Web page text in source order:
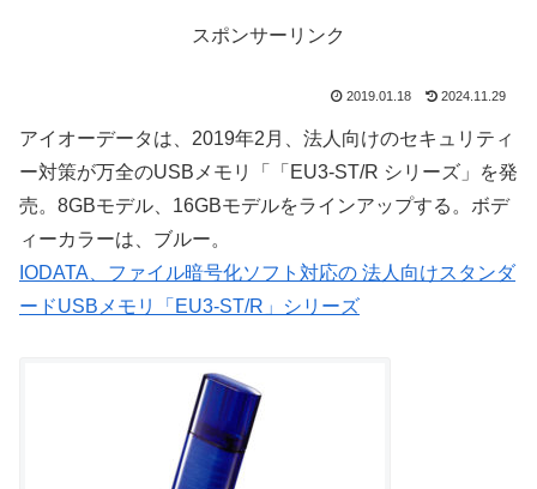
スポンサーリンク
2019.01.18 2024.11.29
アイオーデータは、2019年2月、法人向けのセキュリティ
ー対策が万全のUSBメモリ「「EU3-ST/R シリーズ」を発
売。8GBモデル、16GBモデルをラインアップする。ボデ
ィーカラーは、ブルー。
IODATA、ファイル暗号化ソフト対応の 法人向けスタンダ
ードUSBメモリ「EU3-ST/R」シリーズ